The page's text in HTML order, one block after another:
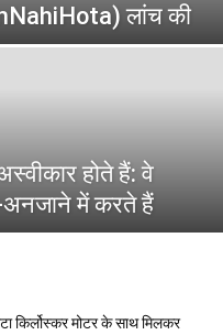
लांच की
होते हैं: वे
अनजाने में करते हैं
किर्लोस्कर मोटर के साथ मिलकर